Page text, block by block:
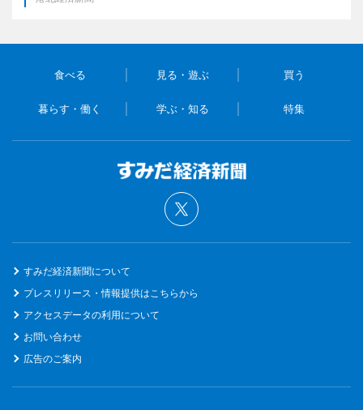
食べる 見る・遊ぶ 買う
暮らす・働く 学ぶ・知る 特集
すみだ経済新聞について
プレスリリース・情報提供はこちらから
アクセスデータの利用について
お問い合わせ
広告のご案内